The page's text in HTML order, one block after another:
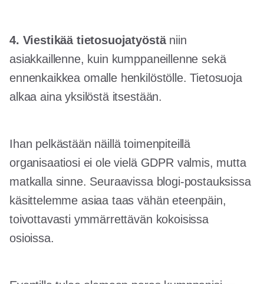
4. Viestikää tietosuojatyöstäniin
asiakkaillenne, kuin kumppaneillenne sekä
ennenkaikkea omalle henkilöstölle. Tietosuoja
alkaa aina yksilöstä itsestään.
Ihan pelkästään näillä toimenpiteillä
organisaatiosi ei ole vielä GDPR valmis, mutta
matkalla sinne. Seuraavissa blogi-postauksissa
käsittelemme asiaa taas vähän eteenpäin,
toivottavasti ymmärrettävän kokoisissa
osioissa.